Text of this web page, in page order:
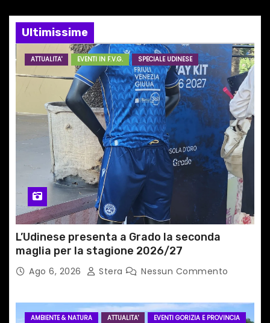
e
a
r
i
c
o
l
i
Ultimissime
ATTUALITA' EVENTI IN F.V.G. SPECIALE UDINESE
L’Udinese presenta a Grado la seconda
maglia per la stagione 2026/27
Ago 6, 2026 Stera Nessun Commento
AMBIENTE & NATURA ATTUALITA' EVENTI GORIZIA E PROVINCIA